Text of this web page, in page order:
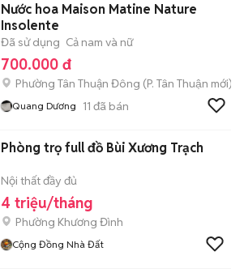
Nước hoa Maison Matine Nature
Insolente
Đã sử dụng Cả nam và nữ
700.000 đ
Phường Tân Thuận Đông (P. Tân Thuận mới)
Quang Dương 11 đã bán
Phòng trọ full đồ Bùi Xương Trạch
Nội thất đầy đủ
4 triệu/tháng
Phường Khương Đình
Cộng Đồng Nhà Đất